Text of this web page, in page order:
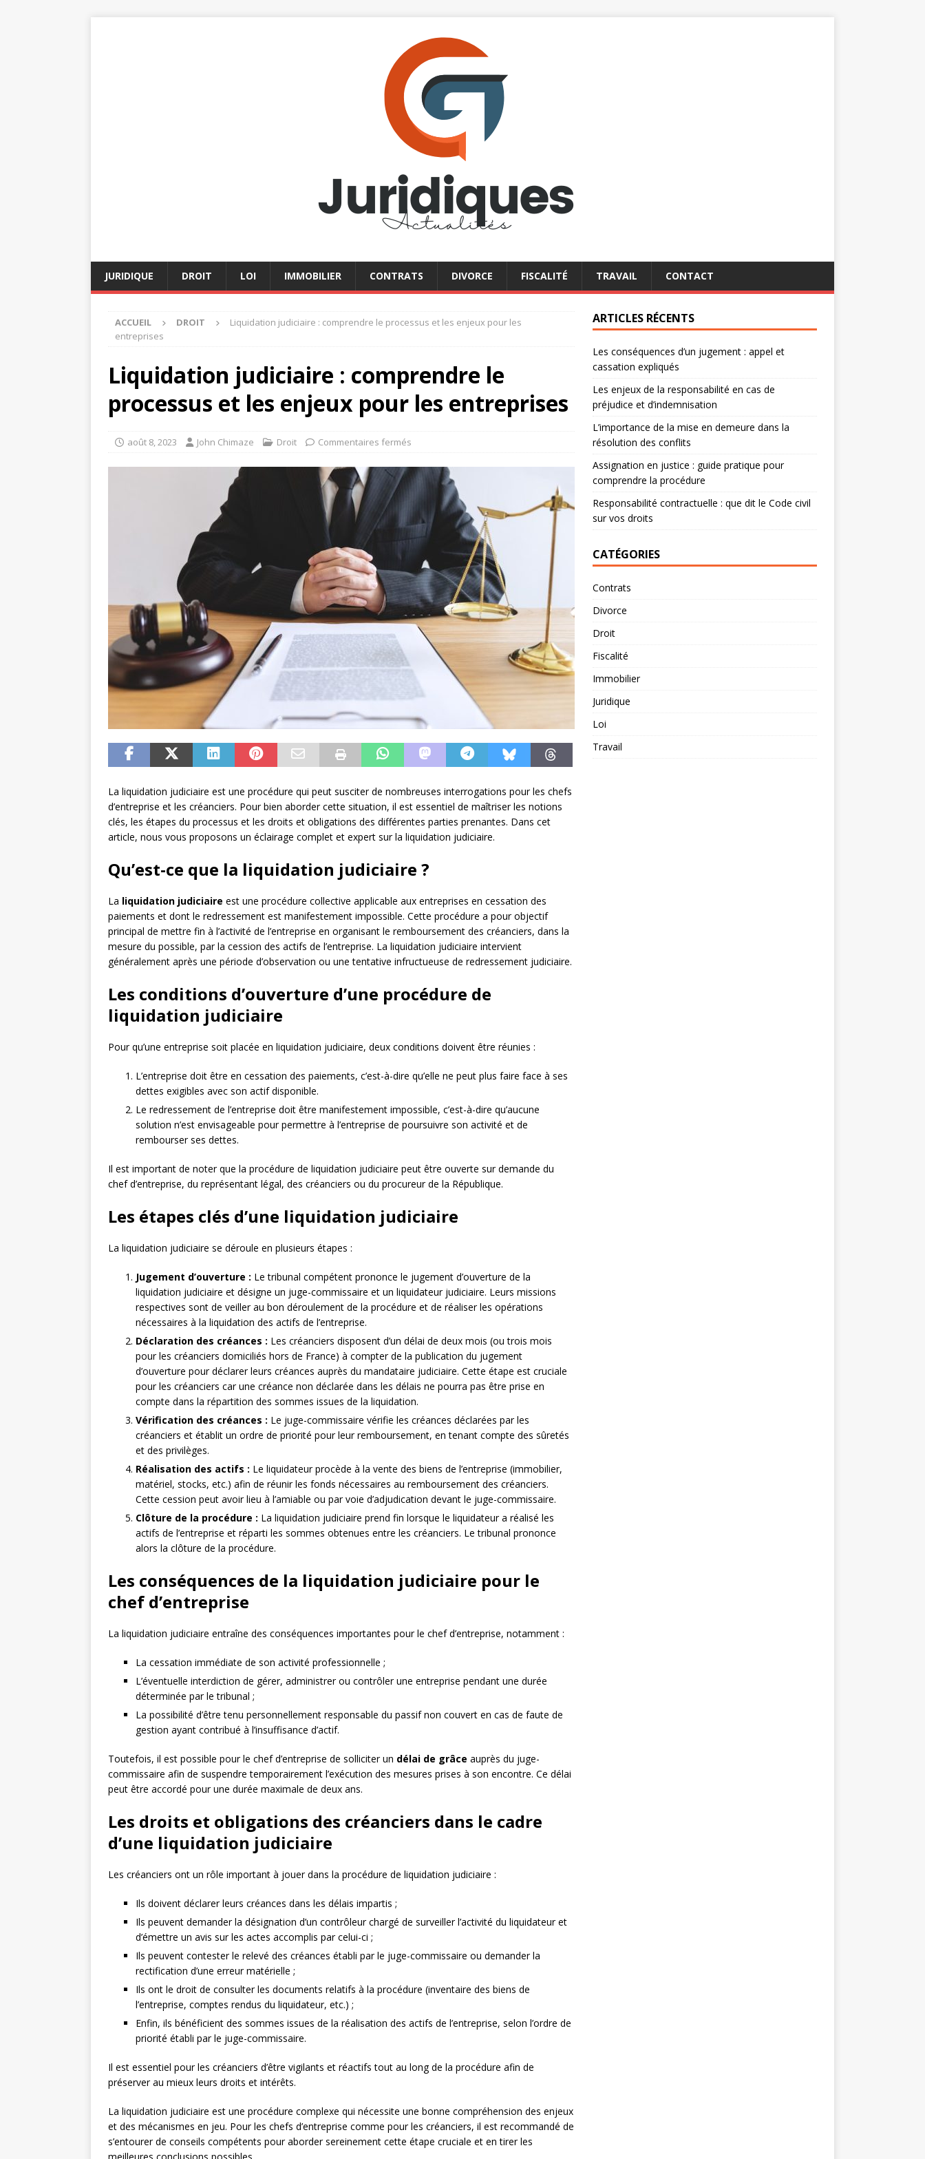
JURIDIQUE DROIT LOI IMMOBILIER CONTRATS DIVORCE FISCALITÉ TRAVAIL CONTACT
ACCUEIL DROIT
Liquidation judiciaire : comprendre le processus et les enjeux pour les
entreprises
Liquidation judiciaire : comprendre le
processus et les enjeux pour les entreprises
août 8, 2023 John Chimaze Droit Commentaires fermés
La liquidation judiciaire est une procédure qui peut susciter de nombreuses interrogations pour les chefs
d’entreprise et les créanciers. Pour bien aborder cette situation, il est essentiel de maîtriser les notions
clés, les étapes du processus et les droits et obligations des différentes parties prenantes. Dans cet
article, nous vous proposons un éclairage complet et expert sur la liquidation judiciaire.
Qu’est-ce que la liquidation judiciaire ?
La liquidation judiciaire est une procédure collective applicable aux entreprises en cessation des
paiements et dont le redressement est manifestement impossible. Cette procédure a pour objectif
principal de mettre fin à l’activité de l’entreprise en organisant le remboursement des créanciers, dans la
mesure du possible, par la cession des actifs de l’entreprise. La liquidation judiciaire intervient
généralement après une période d’observation ou une tentative infructueuse de redressement judiciaire.
Les conditions d’ouverture d’une procédure de
liquidation judiciaire
Pour qu’une entreprise soit placée en liquidation judiciaire, deux conditions doivent être réunies :
L’entreprise doit être en cessation des paiements, c’est-à-dire qu’elle ne peut plus faire face à ses
dettes exigibles avec son actif disponible.
Le redressement de l’entreprise doit être manifestement impossible, c’est-à-dire qu’aucune
solution n’est envisageable pour permettre à l’entreprise de poursuivre son activité et de
rembourser ses dettes.
Il est important de noter que la procédure de liquidation judiciaire peut être ouverte sur demande du
chef d’entreprise, du représentant légal, des créanciers ou du procureur de la République.
Les étapes clés d’une liquidation judiciaire
La liquidation judiciaire se déroule en plusieurs étapes :
Jugement d’ouverture : Le tribunal compétent prononce le jugement d’ouverture de la
liquidation judiciaire et désigne un juge-commissaire et un liquidateur judiciaire. Leurs missions
respectives sont de veiller au bon déroulement de la procédure et de réaliser les opérations
nécessaires à la liquidation des actifs de l’entreprise.
Déclaration des créances : Les créanciers disposent d’un délai de deux mois (ou trois mois
pour les créanciers domiciliés hors de France) à compter de la publication du jugement
d’ouverture pour déclarer leurs créances auprès du mandataire judiciaire. Cette étape est cruciale
pour les créanciers car une créance non déclarée dans les délais ne pourra pas être prise en
compte dans la répartition des sommes issues de la liquidation.
Vérification des créances : Le juge-commissaire vérifie les créances déclarées par les
créanciers et établit un ordre de priorité pour leur remboursement, en tenant compte des sûretés
et des privilèges.
Réalisation des actifs : Le liquidateur procède à la vente des biens de l’entreprise (immobilier,
matériel, stocks, etc.) afin de réunir les fonds nécessaires au remboursement des créanciers.
Cette cession peut avoir lieu à l’amiable ou par voie d’adjudication devant le juge-commissaire.
Clôture de la procédure : La liquidation judiciaire prend fin lorsque le liquidateur a réalisé les
actifs de l’entreprise et réparti les sommes obtenues entre les créanciers. Le tribunal prononce
alors la clôture de la procédure.
Les conséquences de la liquidation judiciaire pour le
chef d’entreprise
La liquidation judiciaire entraîne des conséquences importantes pour le chef d’entreprise, notamment :
La cessation immédiate de son activité professionnelle ;
L’éventuelle interdiction de gérer, administrer ou contrôler une entreprise pendant une durée
déterminée par le tribunal ;
La possibilité d’être tenu personnellement responsable du passif non couvert en cas de faute de
gestion ayant contribué à l’insuffisance d’actif.
Toutefois, il est possible pour le chef d’entreprise de solliciter un délai de grâce auprès du juge-
commissaire afin de suspendre temporairement l’exécution des mesures prises à son encontre. Ce délai
peut être accordé pour une durée maximale de deux ans.
Les droits et obligations des créanciers dans le cadre
d’une liquidation judiciaire
Les créanciers ont un rôle important à jouer dans la procédure de liquidation judiciaire :
Ils doivent déclarer leurs créances dans les délais impartis ;
Ils peuvent demander la désignation d’un contrôleur chargé de surveiller l’activité du liquidateur et
d’émettre un avis sur les actes accomplis par celui-ci ;
Ils peuvent contester le relevé des créances établi par le juge-commissaire ou demander la
rectification d’une erreur matérielle ;
Ils ont le droit de consulter les documents relatifs à la procédure (inventaire des biens de
l’entreprise, comptes rendus du liquidateur, etc.) ;
Enfin, ils bénéficient des sommes issues de la réalisation des actifs de l’entreprise, selon l’ordre de
priorité établi par le juge-commissaire.
Il est essentiel pour les créanciers d’être vigilants et réactifs tout au long de la procédure afin de
préserver au mieux leurs droits et intérêts.
La liquidation judiciaire est une procédure complexe qui nécessite une bonne compréhension des enjeux
et des mécanismes en jeu. Pour les chefs d’entreprise comme pour les créanciers, il est recommandé de
s’entourer de conseils compétents pour aborder sereinement cette étape cruciale et en tirer les
ARTICLES RÉCENTS
Les conséquences d’un jugement : appel et
cassation expliqués
Les enjeux de la responsabilité en cas de
préjudice et d’indemnisation
L’importance de la mise en demeure dans la
résolution des conflits
Assignation en justice : guide pratique pour
comprendre la procédure
Responsabilité contractuelle : que dit le Code civil
sur vos droits
CATÉGORIES
Contrats
Divorce
Droit
Fiscalité
Immobilier
Juridique
Loi
Travail